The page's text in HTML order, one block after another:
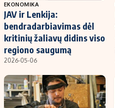
EKONOMIKA
JAV ir Lenkija:
bendradarbiavimas dėl
kritinių žaliavų didins viso
regiono saugumą
2026-05-06